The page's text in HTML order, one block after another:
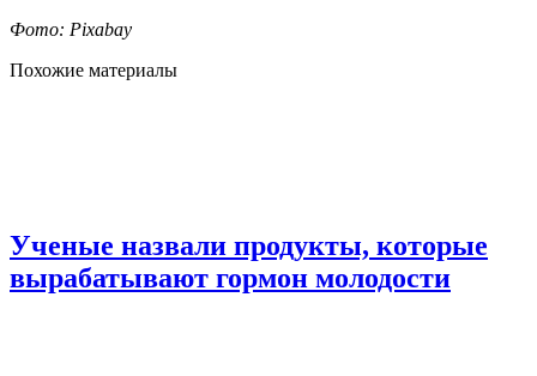
Фото: Pixabay
Похожие материалы
Ученые назвали продукты, которые
вырабатывают гормон молодости